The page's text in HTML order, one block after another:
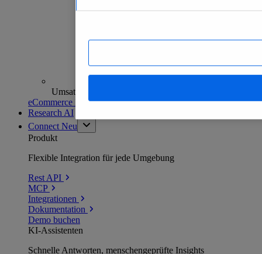
Umsatzanalysen und -prognosen
eCommerce Insights entdecken
Research AI
Connect Neu
Produkt
Flexible Integration für jede Umgebung
Rest API
MCP
Integrationen
Dokumentation
Demo buchen
KI-Assistenten
Schnelle Antworten, menschengeprüfte Insights